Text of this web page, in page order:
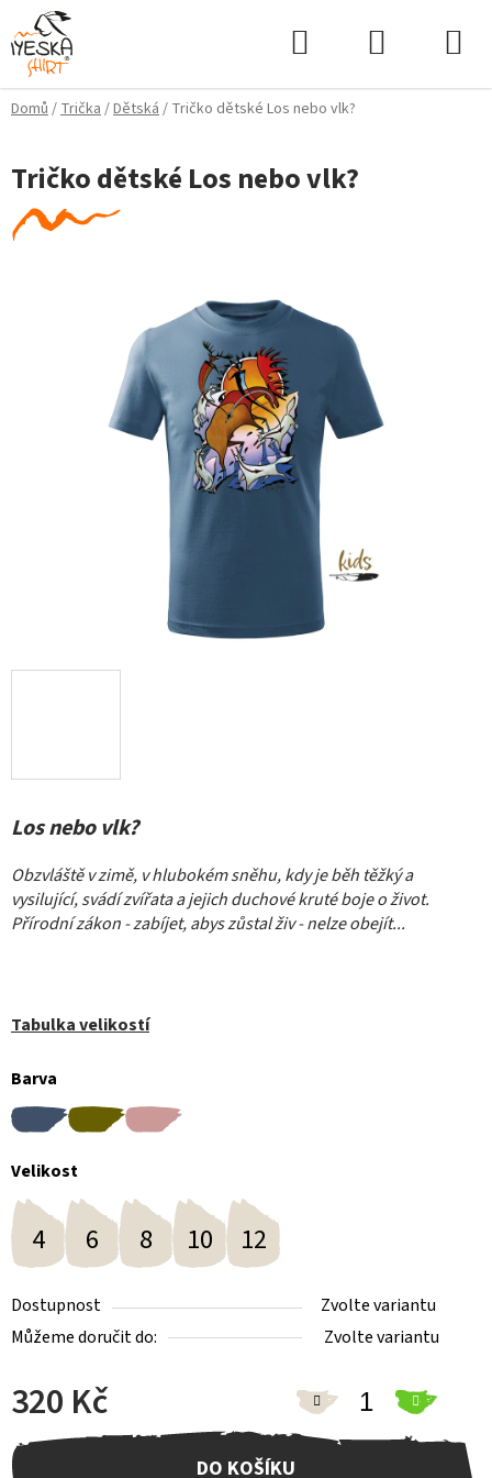
Přejít
na
obsah
Domů/Trička/Dětská/ Tričko dětské Los nebo vlk?
Los nebo vlk?
Obzvláště v zimě, v hlubokém sněhu, kdy je běh těžký a
vysilující, svádí zvířata a jejich duchové kruté boje o život.
Přírodní zákon - zabíjet, abys zůstal živ - nelze obejít...
Tabulka velikostí
Barva
Velikost
4 6 8 10 12
Dostupnost
Zvolte variantu
Můžeme doručit do:
Zvolte variantu
320 Kč
Měrná cena:
DO KOŠÍKU
Tričko dětské Los nebo vlk?